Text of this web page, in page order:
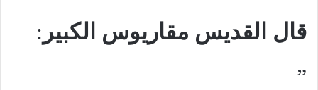
قال القديس مقاريوس الكبير :
”